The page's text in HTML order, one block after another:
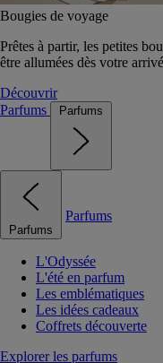
Bougies de voyage
Prêtes à partir, les petites
être allumées dès votre
Découvrir
Parfums
Parfums
Parfums
Parfums
L'Odyssée
L'été en parfum
Les emblématiques
Les idées cadeaux
Coffrets découverte
Explorer les parfums